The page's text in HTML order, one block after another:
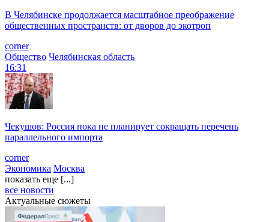
В Челябинске продолжается масштабное преображение
общественных пространств: от дворов до экотроп
corner
Общество Челябинская область
16:31
Чекушов: Россия пока не планирует сокращать перечень
параллельного импорта
corner
Экономика Москва
показать еще [...]
все новости
Актуальные сюжеты